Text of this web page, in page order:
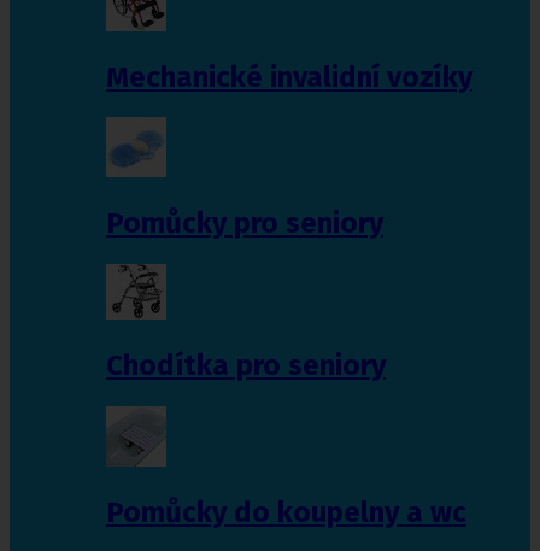
Mechanické invalidní vozíky
Pomůcky pro seniory
Chodítka pro seniory
Pomůcky do koupelny a wc